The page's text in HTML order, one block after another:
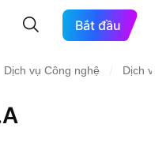
Bắt đầu
Dịch vụ Công nghệ Dịch